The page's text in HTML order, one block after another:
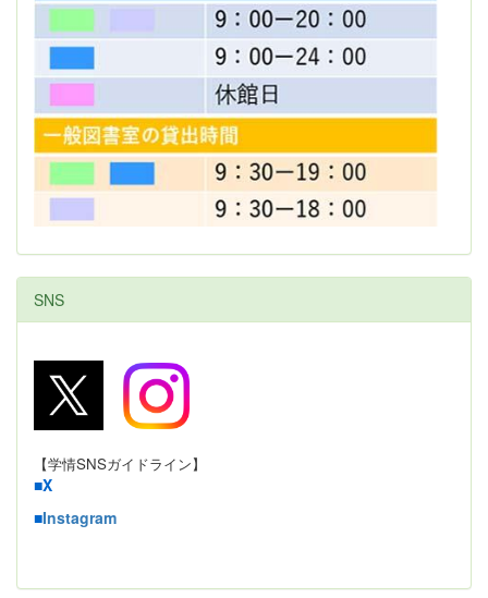
SNS
【学情SNSガイドライン】
■X
■Instagram